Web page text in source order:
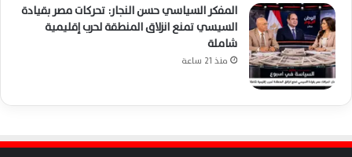
المفكر السياسي حسن النجار: تحركات مصر بقيادة
السيسي تمنع انزلاق المنطقة لحرب إقليمية
شاملة
منذ 21 ساعة